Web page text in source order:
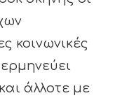
κοινωνικές
άλλοτε με